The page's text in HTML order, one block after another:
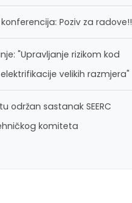
konferencija: Poziv za radove!!
"Upravljanje rizikom kod
velikih razmjera"
održan sastanak SEERC
komiteta